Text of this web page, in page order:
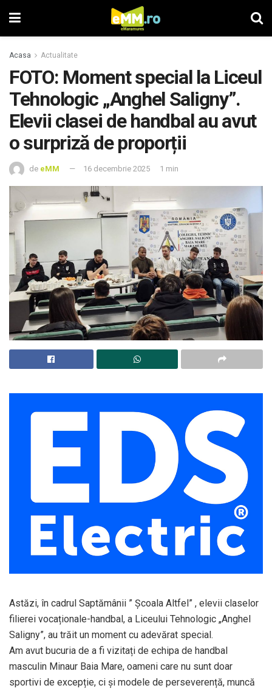
Acasa Actualitate
FOTO: Moment special la Liceul
Tehnologic „Anghel Saligny”.
Elevii clasei de handbal au avut
o surpriză de proporții
de eMM 16 decembrie 2025 1 min
Astăzi, în cadrul Saptămânii ” Școala Altfel” , elevii claselor
filierei vocaționale-handbal, a Liceului Tehnologic „Anghel
Saligny”, au trăit un moment cu adevărat special.
Am avut bucuria de a fi vizitați de echipa de handbal
masculin Minaur Baia Mare, oameni care nu sunt doar
sportivi de excepție, ci și modele de perseverență, muncă